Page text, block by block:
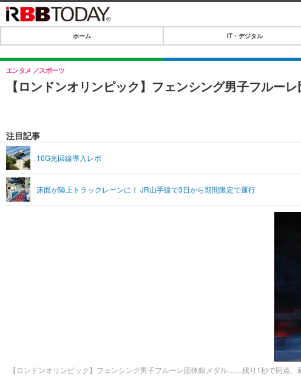
IT・デジタル
IT・デジタルTOP
SPEED TEST
音楽
ライフ
ペット
リリース一覧
プッシュ通知の停止方法
ホーム IT・デジタル
【ロンドンオリンピック】フェンシング男子フル
エンタメ スポーツ
注目記事
10G光回線導入レポ
床面が陸上トラックレーンに！ JR山手線で3日から期間限定で運行
【ロンドンオリンピック】フェンシング男子フルーレ団体銀メダル……残り1秒で同点